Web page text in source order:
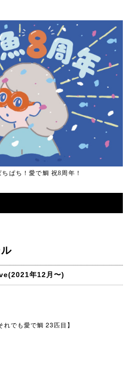
ぱち！愛で鯛 祝8周年！
年12月〜)
れでも愛で鯛 23 匹目】